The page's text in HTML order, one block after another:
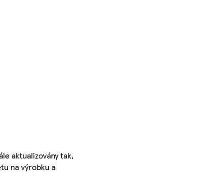
aktualizovány tak,
na výrobku a